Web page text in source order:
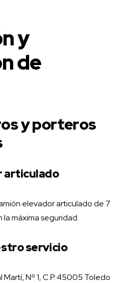
y
de
y porteros
articulado
elevador articulado de 7
la máxima seguridad.
servicio
Nº 1, C.P. 45005 Toledo